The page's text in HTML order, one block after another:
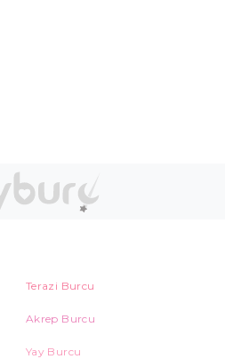
Terazi Burcu
Akrep Burcu
Yay Burcu